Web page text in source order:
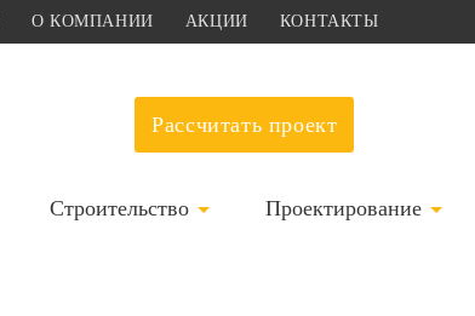
О КОМПАНИИ АКЦИИ КОНТАКТЫ
Рассчитать проект
Строительство Проектирование